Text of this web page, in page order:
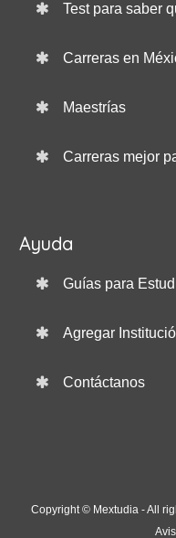
Test para saber
Carreras en
Maestrías
Carreras mejor
Ayuda
Guías para
Agregar
Contáctanos
Copyright © Mextudia - All